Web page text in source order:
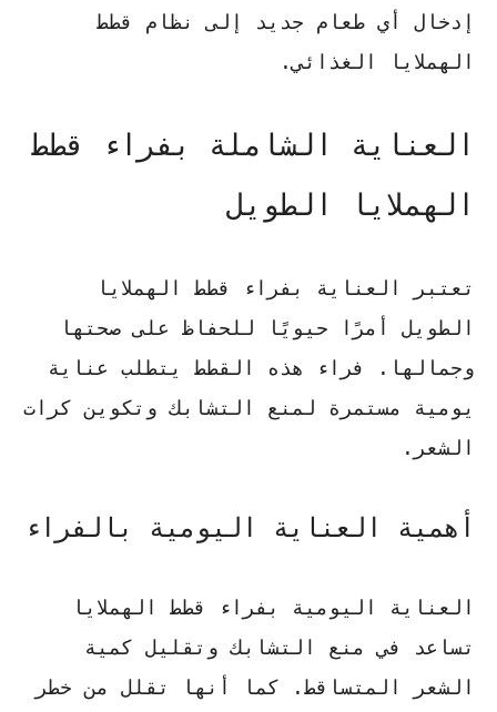
إدخال أي طعام جديد إلى نظام قطط
الهملايا الغذائي.
العناية الشاملة بفراء قطط
الهملايا الطويل
تعتبر العناية بفراء قطط الهملايا
الطويل أمرًا حيويًا للحفاظ على صحتها
وجمالها. فراء هذه القطط يتطلب عناية
يومية مستمرة لمنع التشابك وتكوين كرات
الشعر.
أهمية العناية اليومية بالفراء
العناية اليومية بفراء قطط الهملايا
تساعد في منع التشابك وتقليل كمية
الشعر المتساقط. كما أنها تقلل من خطر